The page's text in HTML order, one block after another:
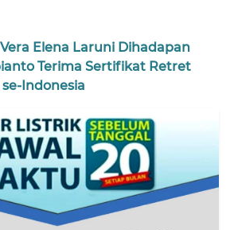
Elena Laruni Dihadapan
Terima Sertifikat Retret
Indonesia